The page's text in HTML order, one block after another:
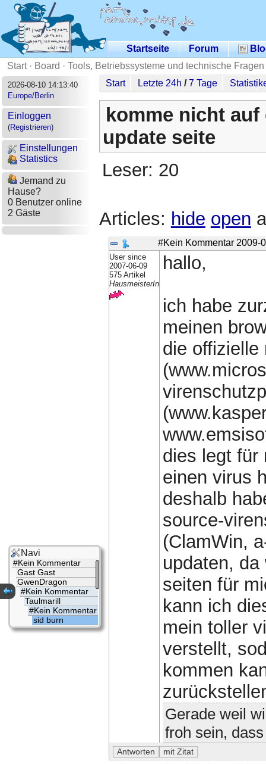
Startseite Forum
Start· Board · Tools, Betriebssysteme und technische Fragen
2026-08-10 14:13:40
Europe/Berlin
Einloggen
(Registrieren)
Einstellungen
Statistics
Jemand zu
Hause?
0 Benutzer online
2 Gäste
Start Letzte 24h /7 Tage
komme nicht
update seite
Leser: 20
Articles: hide open
#Kein Kommentar 2009-
User since
2007-06-09
575 Artikel
HausmeisterIn
hallo,
ich habe
meinen
die offizielle
dies legt für
einen virus
deshalb
source-
(ClamWin,
updaten,
seiten für
kann ich
mein toller
verstellt,
kommen
Gerade weil
froh sein,
Navi
#Kein Kommentar
Gast Gast
GwenDragon
#Kein Kommentar
Taulmarill
#Kein Kommentar
sid burn